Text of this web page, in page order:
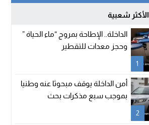
الأكثر شعبية
1
الداخلة.. الإطاحة بمروج “ماء الحياة ”
وحجز معدات للتقطير
2
أمن الداخلة يوقف مبحوثا عنه وطنيا
بموجب سبع مذكرات بحث